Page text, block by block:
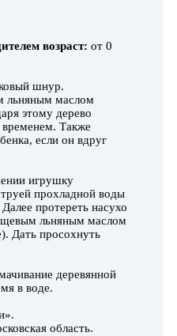
возраст: от 0
шнур.
льняным маслом
этому дерево
Также
если он вдруг
игрушку
прохладной воды
протереть насухо
льняным маслом
Дать просохнуть
деревянной
в воде.
область.